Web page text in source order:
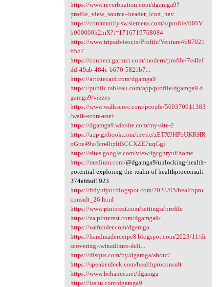
https://www.reverbnation.com/dgamga9?
profile_view_source=header_icon_nav
https://community.sw.siemens.com/s/profile/005V
b000000h2mX?t=1716719768084
https://www.tripadvisor.in/Profile/Venture4687021
6557
https://connect.garmin.com/modern/profile/7e4fef
dd-49ab-484c-b670-5821b7...
https://artistecard.com/dgamga9
https://public.tableau.com/app/profile/dgamga9.d
gamga9/vizzes
https://www.walkscore.com/people/569370911383
/walk-score-user
https://dgamga9.wixsite.com/my-site-2
https://app.gitbook.com/invite/zETX9HPbUKRHR
oGpe49u/5m4ltpliBCCXZE7uqGgi
https://sites.google.com/view/fgcghryuf/home
https://medium.com/@dgamga9/unlocking-health-
potential-exploring-the-realm-of-healthproconsult-
374afdad1923
https://ftdyufyur.blogspot.com/2024/05/healthpro
consult_26.html
https://www.pinterest.com/settings#profile
https://za.pinterest.com/dgamga9/
https://wefunder.com/dgamga
https://handmaderecipe8.blogspot.com/2023/11/di
scovering-twinadimes-deli...
https://disqus.com/by/dgamga/about/
https://speakerdeck.com/healthproconsult
https://www.behance.net/dgamga
https://issuu.com/dgamga9